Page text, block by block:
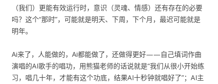
（我们）更能有效运行时，意识（灵魂、情感）还有存在的必要
吗？这个“那时”，可能就是明天、下周，下个月，最迟可能就是
明年。
Ai来了，人能做的，Ai都能做了，还做得更好——自己填词作曲
演唱的AI歌手的唱功，用熊猫老师的话说就是“我们从很小开始练
习，唱几十年，才能有这个功底，结果AI十秒钟就唱好了”；AI主